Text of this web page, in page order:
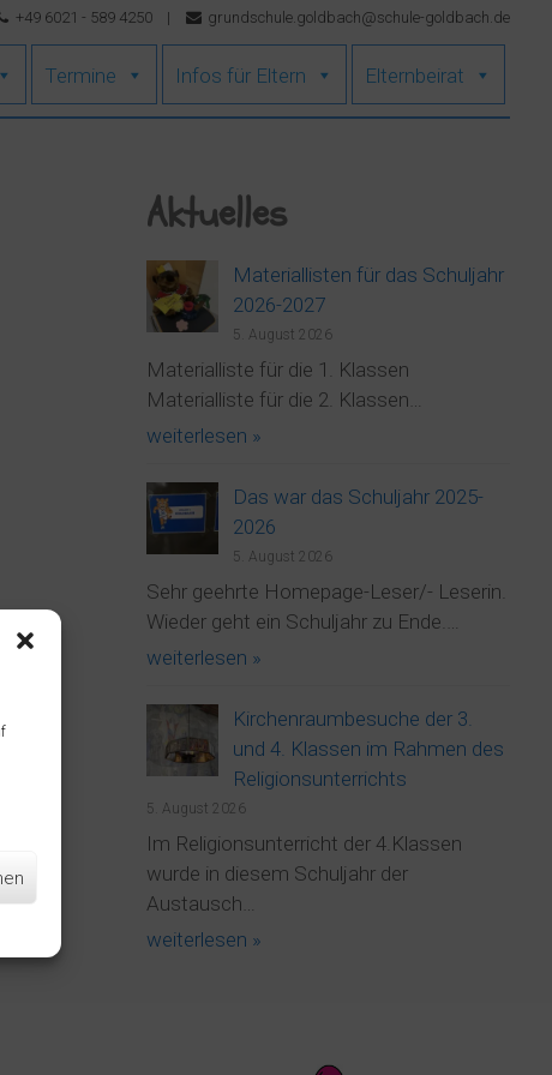
+49 6021 - 589 4250| grundschule.goldbach@schule-goldbach.de
Termine Infos für Eltern Elternbeirat
Aktuelles
Materiallisten für das Schuljahr
2026-2027
5. August 2026
Materialliste für die 1. Klassen
Materialliste für die 2. Klassen…
weiterlesen »
Das war das Schuljahr 2025-
2026
5. August 2026
Sehr geehrte Homepage-Leser/- Leserin.
Wieder geht ein Schuljahr zu Ende.…
weiterlesen »
Kirchenraumbesuche der 3.
und 4. Klassen im Rahmen des
Religionsunterrichts
5. August 2026
Im Religionsunterricht der 4.Klassen
wurde in diesem Schuljahr der
Austausch…
weiterlesen »